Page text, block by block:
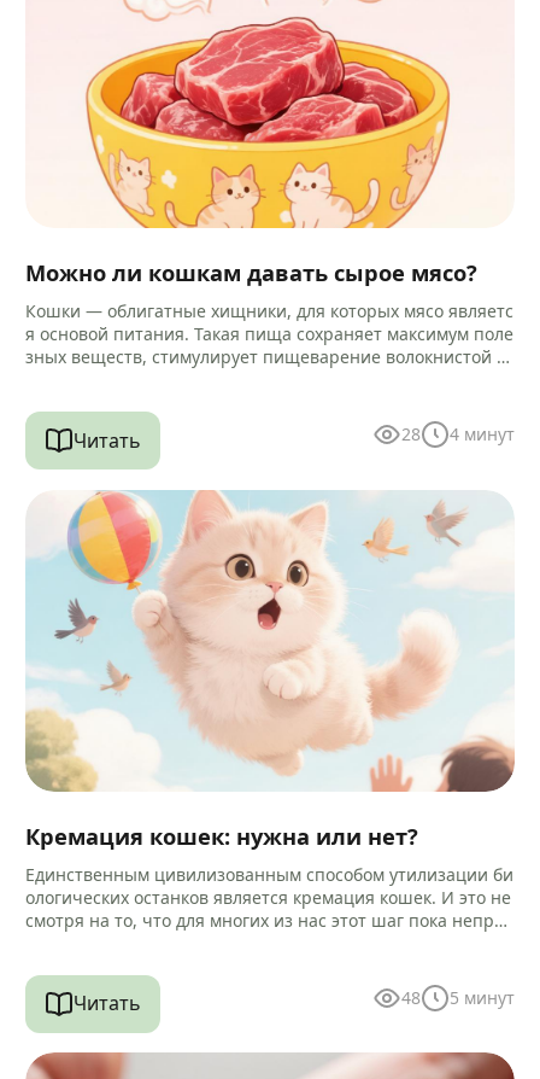
Можно ли кошкам давать сырое мясо?
Кошки — облигатные хищники, для которых мясо являетс
я основой питания. Такая пища сохраняет максимум поле
зных веществ, стимулирует пищеварение волокнистой ст
Читать 28 4 минут
Кремация кошек: нужна или нет?
Единственным цивилизованным способом утилизации би
ологических останков является кремация кошек. И это не
смотря на то, что для многих из нас этот шаг пока непри
Читать 48 5 минут